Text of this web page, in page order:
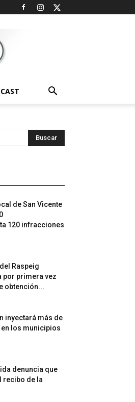
Buscar
de San Vicente
120 infracciones
Raspeig
por primera vez
obtención...
inyectará más de
los municipios
denuncia que
recibo de la